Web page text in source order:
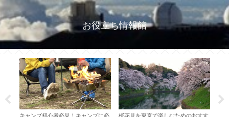
お役立ち情報館
キャンプ初心者必見！キャンプに必
桜花見を東京で楽しむためのおすす